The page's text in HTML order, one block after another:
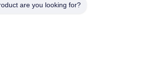
are you looking for?